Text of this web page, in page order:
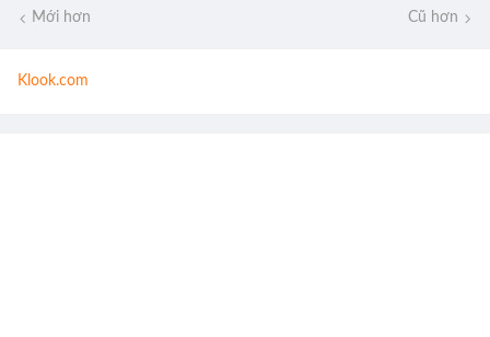
Mới hơn Cũ hơn
Klook.com